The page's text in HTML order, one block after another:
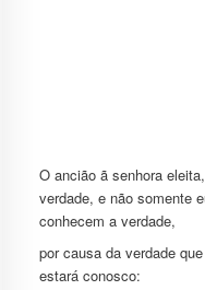
O ancião ã senhora
verdade, e não somente
conhecem a verdade,
por causa da verdade
estará conosco: